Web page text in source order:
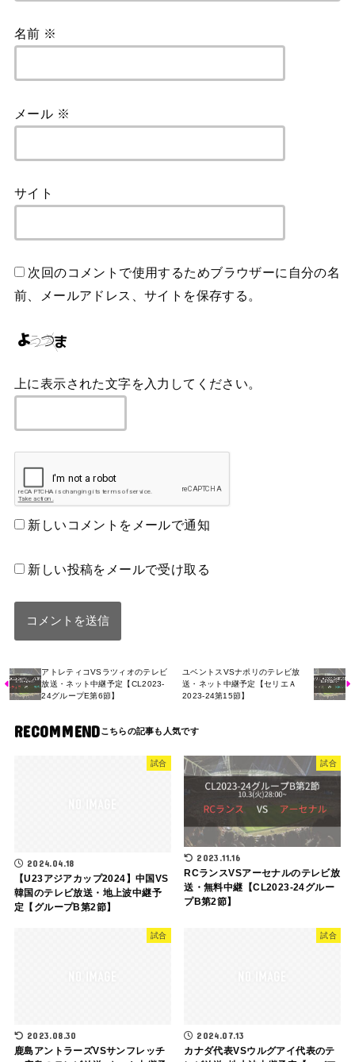
名前 ※
メール ※
サイト
次回のコメントで使用するためブラウザーに自分の名
前、メールアドレス、サイトを保存する。
上に表示された文字を入力してください。
新しいコメントをメールで通知
新しい投稿をメールで受け取る
アトレティコVSラツィオのテレビ
放送・ネット中継予定【CL2023-
24グループE第6節】
ユベントスVSナポリのテレビ放
送・ネット中継予定【セリエＡ
2023-24第15節】
RECOMMEND
試合
2024.04.18
【U23アジアカップ2024】中国VS
韓国のテレビ放送・地上波中継予
定【グループB第2節】
試合
2023.11.16
RCランスVSアーセナルのテレビ放
送・無料中継【CL2023-24グルー
プB第2節】
試合
2023.08.30
鹿島アントラーズVSサンフレッチ
試合
2024.07.13
カナダ代表VSウルグアイ代表のテ